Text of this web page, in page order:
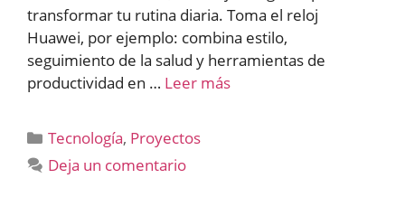
transformar tu rutina diaria. Toma el reloj
Huawei, por ejemplo: combina estilo,
seguimiento de la salud y herramientas de
productividad en … Leer más
Categorías
Tecnología, Proyectos
Deja un comentario